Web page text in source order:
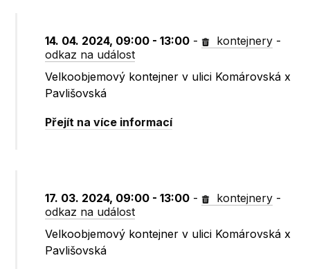
14. 04. 2024, 09:00 - 13:00 - kontejnery -
odkaz na událost
Velkoobjemový kontejner v ulici Komárovská x
Pavlišovská
Přejít na více informací
17. 03. 2024, 09:00 - 13:00 - kontejnery -
odkaz na událost
Velkoobjemový kontejner v ulici Komárovská x
Pavlišovská